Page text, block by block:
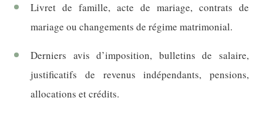
Livret de famille, acte de mariage, contrats de
mariage ou changements de régime matrimonial.
Derniers avis d’imposition, bulletins de salaire,
justificatifs de revenus indépendants, pensions,
allocations et crédits.